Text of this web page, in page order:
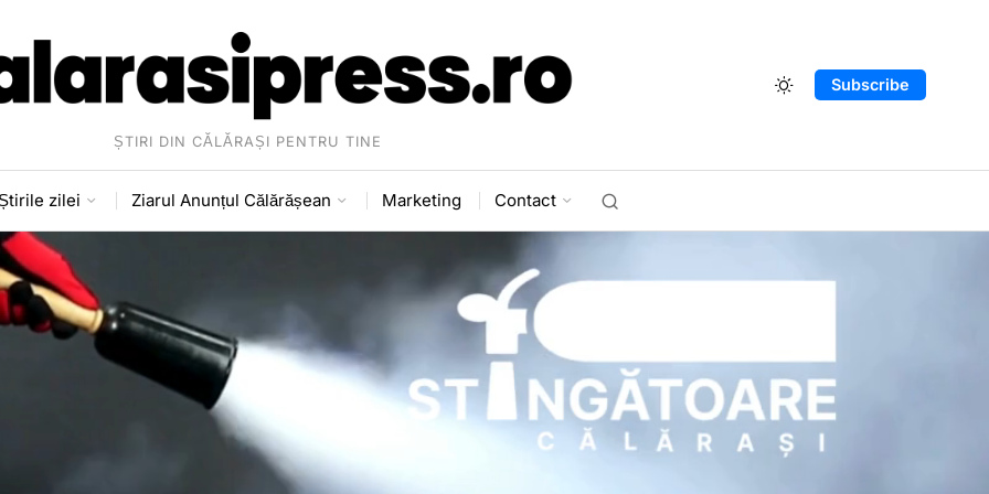
ȘTIRI DIN CĂLĂRAȘI PENTRU TINE
Subscribe
zilei Ziarul Anunțul Călărășean Marketing Contact